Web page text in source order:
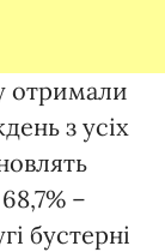
отримали
з усіх
–
бустерні